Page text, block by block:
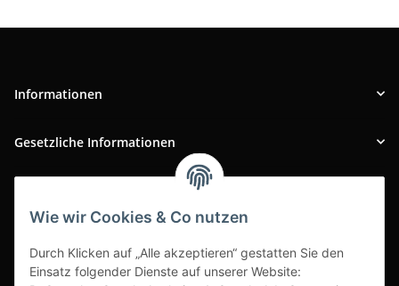
Wie wir Cookies & Co nutzen
Durch Klicken auf „Alle akzeptieren“ gestatten Sie den
Einsatz folgender Dienste auf unserer Website:
Informationen
Gesetzliche Informationen